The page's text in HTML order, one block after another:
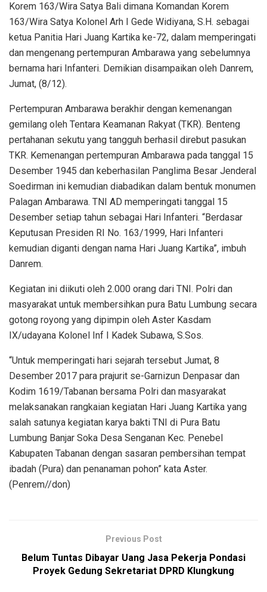
Korem 163/Wira Satya Bali dimana Komandan Korem
163/Wira Satya Kolonel Arh I Gede Widiyana, S.H. sebagai
ketua Panitia Hari Juang Kartika ke-72, dalam memperingati
dan mengenang pertempuran Ambarawa yang sebelumnya
bernama hari Infanteri. Demikian disampaikan oleh Danrem,
Jumat, (8/12).
Pertempuran Ambarawa berakhir dengan kemenangan
gemilang oleh Tentara Keamanan Rakyat (TKR). Benteng
pertahanan sekutu yang tangguh berhasil direbut pasukan
TKR. Kemenangan pertempuran Ambarawa pada tanggal 15
Desember 1945 dan keberhasilan Panglima Besar Jenderal
Soedirman ini kemudian diabadikan dalam bentuk monumen
Palagan Ambarawa. TNI AD memperingati tanggal 15
Desember setiap tahun sebagai Hari Infanteri. “Berdasar
Keputusan Presiden RI No. 163/1999, Hari Infanteri
kemudian diganti dengan nama Hari Juang Kartika”, imbuh
Danrem.
Kegiatan ini diikuti oleh 2.000 orang dari TNI. Polri dan
masyarakat untuk membersihkan pura Batu Lumbung secara
gotong royong yang dipimpin oleh Aster Kasdam
IX/udayana Kolonel Inf I Kadek Subawa, S.Sos.
“Untuk memperingati hari sejarah tersebut Jumat, 8
Desember 2017 para prajurit se-Garnizun Denpasar dan
Kodim 1619/Tabanan bersama Polri dan masyarakat
melaksanakan rangkaian kegiatan Hari Juang Kartika yang
salah satunya kegiatan karya bakti TNI di Pura Batu
Lumbung Banjar Soka Desa Senganan Kec. Penebel
Kabupaten Tabanan dengan sasaran pembersihan tempat
ibadah (Pura) dan penanaman pohon” kata Aster.
(Penrem//don)
Previous Post
Belum Tuntas Dibayar Uang Jasa Pekerja Pondasi
Proyek Gedung Sekretariat DPRD Klungkung